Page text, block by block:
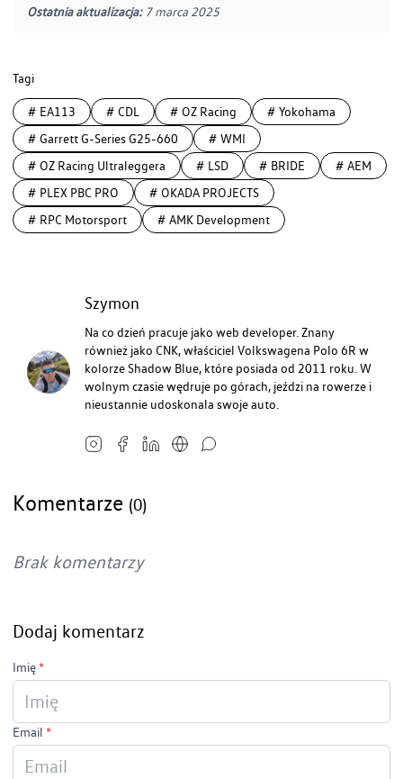
Ostatnia aktualizacja: 7 marca 2025
Tagi
# EA113 # CDL # OZ Racing # Yokohama
# Garrett G-Series G25-660 # WMI
# OZ Racing Ultraleggera # LSD # BRIDE # AEM
# PLEX PBC PRO # OKADA PROJECTS
# RPC Motorsport # AMK Development
Szymon
Na co dzień pracuje jako web developer. Znany
również jako CNK, właściciel Volkswagena Polo 6R w
kolorze Shadow Blue, które posiada od 2011 roku. W
wolnym czasie wędruje po górach, jeździ na rowerze i
nieustannie udoskonala swoje auto.
Komentarze (0)
Brak komentarzy
Dodaj komentarz
Imię *
Email *